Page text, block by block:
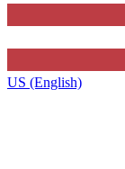
US (English)